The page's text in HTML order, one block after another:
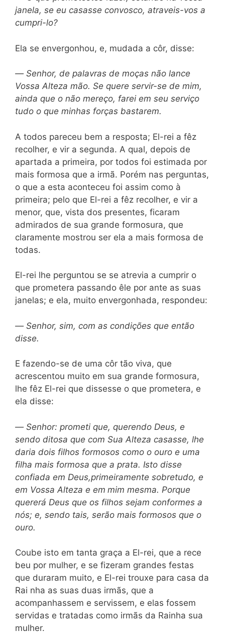
janela, se eu casasse convosco, atraveis-vos a
cumpri-lo?
Ela se envergonhou, e, mudada a côr, disse:
— Senhor, de palavras de moças não lance
Vossa Alteza mão. Se quere servir-se de mim,
ainda que o não mereço, farei em seu serviço
tudo o que minhas forças bastarem.
A todos pareceu bem a resposta; El-rei a fêz
recolher, e vir a segunda. A qual, depois de
apartada a primeira, por todos foi estimada por
mais formosa que a irmã. Porém nas perguntas,
o que a esta aconteceu foi assim como à
primeira; pelo que El-rei a fêz recolher, e vir a
menor, que, vista dos presentes, ficaram
admirados de sua grande formosura, que
claramente mostrou ser ela a mais formosa de
todas.
El-rei lhe perguntou se se atrevia a cumprir o
que prometera passando êle por ante as suas
janelas; e ela, muito envergonhada, respondeu:
— Senhor, sim, com as condições que então
disse.
E fazendo-se de uma côr tão viva, que
acrescentou muito em sua grande formosura,
lhe fêz El-rei que dissesse o que prometera, e
ela disse:
— Senhor: prometi que, querendo Deus, e
sendo ditosa que com Sua Alteza casasse, lhe
daria dois filhos formosos como o ouro e uma
filha mais formosa que a prata. Isto disse
confiada em Deus,primeiramente sobretudo, e
em Vossa Alteza e em mim mesma. Porque
quererá Deus que os filhos sejam conformes a
nós; e, sendo tais, serão mais formosos que o
ouro.
Coube isto em tanta graça a El-rei, que a rece
beu por mulher, e se fizeram grandes festas
que duraram muito, e El-rei trouxe para casa da
Rai nha as suas duas irmãs, que a
acompanhassem e servissem, e elas fossem
servidas e tratadas como irmãs da Rainha sua
mulher.